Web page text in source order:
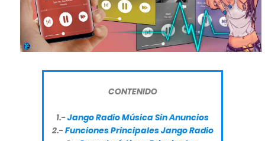
CONTENIDO
1.-Jango Radio Música Sin Anuncios
2.-Funciones Principales Jango Radio